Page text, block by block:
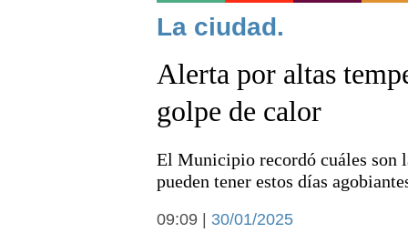
Noticias
Deportes
La ciudad.
Alerta por altas
golpe de calor
El Municipio recordó cuáles son
pueden tener estos días
09:09 | 30/01/2025